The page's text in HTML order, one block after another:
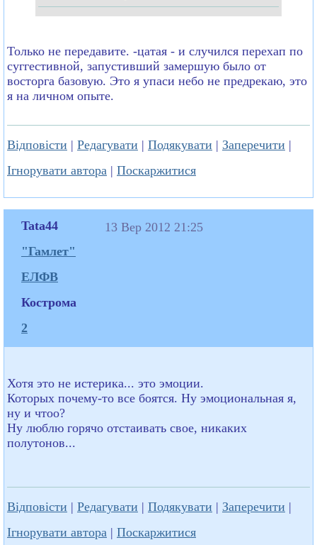
Только не передавите. -цатая - и случился перехап по
суггестивной, запустивший замершую было от
восторга базовую. Это я упаси небо не предрекаю, это
я на личном опыте.
Відповісти | Редагувати | Подякувати | Заперечити |
Ігнорувати автора | Поскаржитися
Tata44
"Гамлет"
ЕЛФВ
Кострома
2
13 Вер 2012 21:25
Хотя это не истерика... это эмоции.
Которых почему-то все боятся. Ну эмоциональная я,
ну и чтоо?
Ну люблю горячо отстаивать свое, никаких
полутонов...
Відповісти | Редагувати | Подякувати | Заперечити |
Ігнорувати автора | Поскаржитися